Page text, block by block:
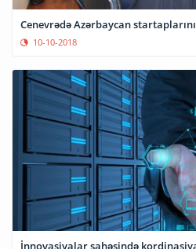
Cenevrədə Azərbaycan
10-10-2018
İnnovasiyalar sahəsində